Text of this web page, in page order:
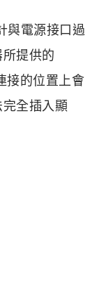
與電源接口過
提供的
接的位置上會
全插入顯